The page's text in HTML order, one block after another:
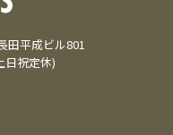
田平成ビル801
日祝定休)